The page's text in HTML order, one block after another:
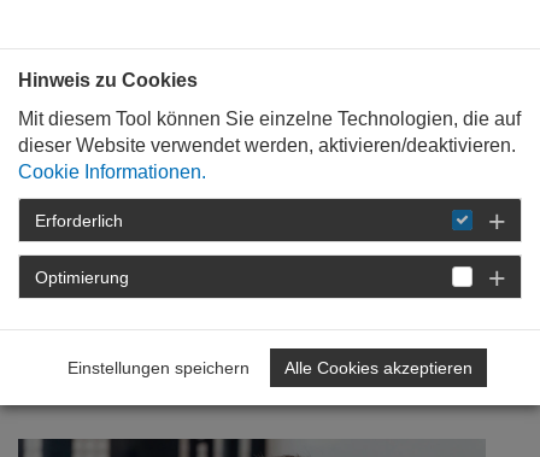
STARTSEITE DETAIL
Gesamtschuldnerische
Haftung – Nein danke!
Hinweis zu Cookies
Mit diesem Tool können Sie einzelne Technologien, die auf
dieser Website verwendet werden, aktivieren/deaktivieren.
Cookie Informationen.
Erforderlich
Optimierung
Einstellungen speichern Alle Cookies akzeptieren